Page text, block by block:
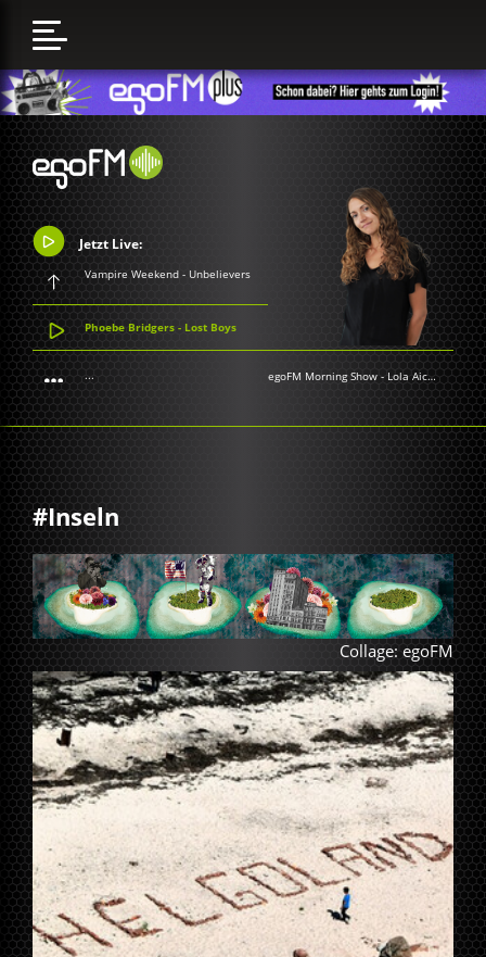
Jetzt Live:
Vampire Weekend - Unbelievers
Phoebe Bridgers - Lost Boys
... egoFM Morning Show - Lola Aichner
#Inseln
Collage: egoFM